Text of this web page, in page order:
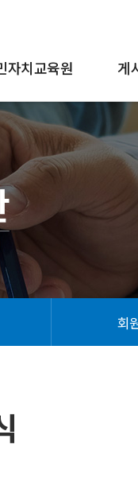
자치교육원 게
회